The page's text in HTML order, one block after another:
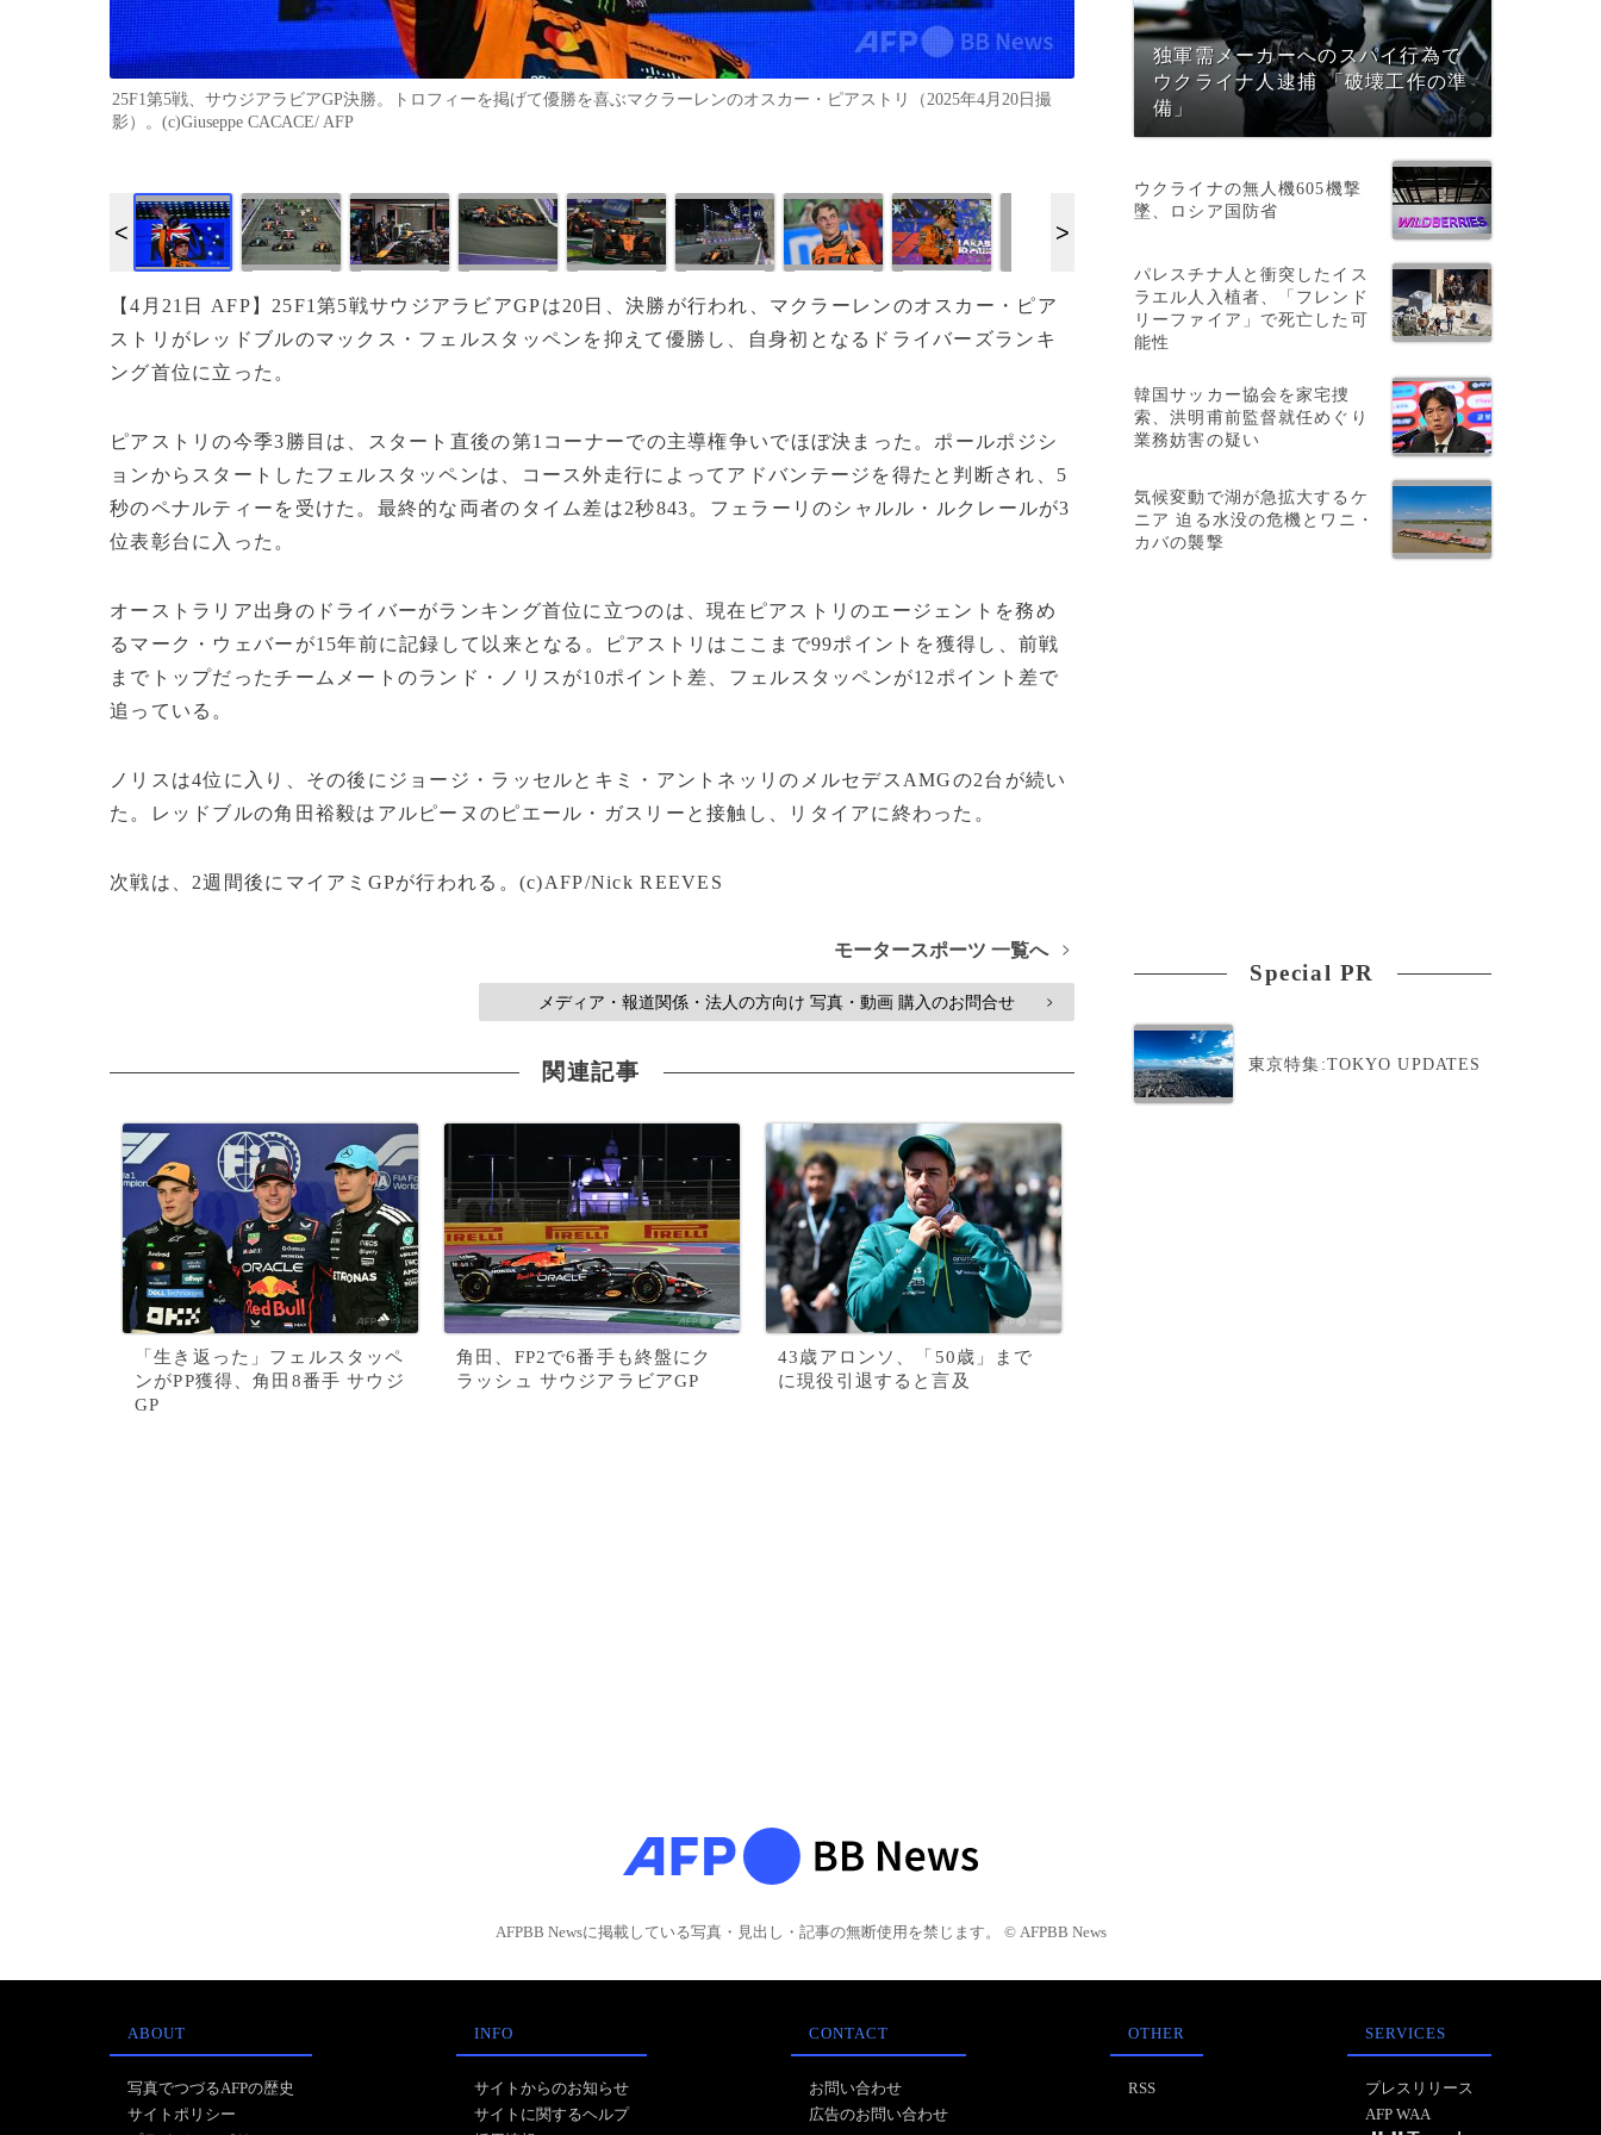
25F1第5戦、サウジアラビアGP決勝。トロフィーを掲げて優勝を喜ぶマクラーレンのオスカー・ピアストリ（2025年4月20日撮
影）。(c)Giuseppe CACACE/ AFP
【4月21日 AFP】25F1第5戦サウジアラビアGPは20日、決勝が行われ、マクラーレンのオスカー・ピア
ストリがレッドブルのマックス・フェルスタッペンを抑えて優勝し、自身初となるドライバーズランキ
ング首位に立った。
ピアストリの今季3勝目は、スタート直後の第1コーナーでの主導権争いでほぼ決まった。ポールポジシ
ョンからスタートしたフェルスタッペンは、コース外走行によってアドバンテージを得たと判断され、5
秒のペナルティーを受けた。最終的な両者のタイム差は2秒843。フェラーリのシャルル・ルクレールが3
位表彰台に入った。
オーストラリア出身のドライバーがランキング首位に立つのは、現在ピアストリのエージェントを務め
るマーク・ウェバーが15年前に記録して以来となる。ピアストリはここまで99ポイントを獲得し、前戦
までトップだったチームメートのランド・ノリスが10ポイント差、フェルスタッペンが12ポイント差で
追っている。
ノリスは4位に入り、その後にジョージ・ラッセルとキミ・アントネッリのメルセデスAMGの2台が続い
た。レッドブルの角田裕毅はアルピーヌのピエール・ガスリーと接触し、リタイアに終わった。
次戦は、2週間後にマイアミGPが行われる。(c)AFP/Nick REEVES
モータースポーツ 一覧へ >
メディア・報道関係・法人の方向け 写真・動画 購入のお問合せ >
関連記事
「生き返った」フェルスタッペ
ンがPP獲得、角田8番手 サウジ
GP
角田、FP2で6番手も終盤にク
ラッシュ サウジアラビアGP
43歳アロンソ、「50歳」まで
に現役引退すると言及
独軍需メーカーへのスパイ行為で
ウクライナ人逮捕 「破壊工作の準
備」
ウクライナの無人機605機撃
墜、ロシア国防省
パレスチナ人と衝突したイス
ラエル人入植者、「フレンド
リーファイア」で死亡した可
能性
韓国サッカー協会を家宅捜
索、洪明甫前監督就任めぐり
業務妨害の疑い
気候変動で湖が急拡大するケ
ニア 迫る水没の危機とワニ・
カバの襲撃
Special PR
東京特集:TOKYO UPDATES
AFPBB Newsに掲載している写真・見出し・記事の無断使用を禁じます。 © AFPBB News
ABOUT
写真でつづるAFPの歴史
サイトポリシー
INFO
サイトからのお知らせ
サイトに関するヘルプ
CONTACT
お問い合わせ
広告のお問い合わせ
OTHER
RSS
SERVICES
プレスリリース
AFP WAA